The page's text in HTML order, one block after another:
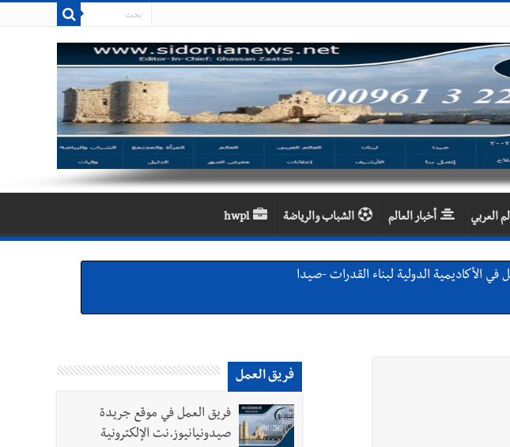
العربي أخبار العالم الشباب والرياضة hwpl
فريق العمل
فريق العمل في موقع جريدة
صيدونيانيوز.نت الإلكترونية